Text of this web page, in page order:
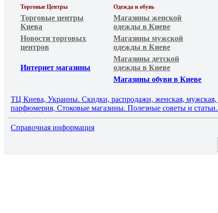
Торговые Центры
Торговые центры
Киева
Новости торговых
центров
Интернет магазины
Одежда и обувь
Магазины женской
одежды в Киеве
Магазины мужской
одежды в Киеве
Магазины детской
одежды в Киеве
Магазины обуви в Киеве
ТЦ Киева, Украины. Скидки, распродажи, женская, мужская,
парфюмерия, Стоковые магазины. Полезные советы и
Справочная информация